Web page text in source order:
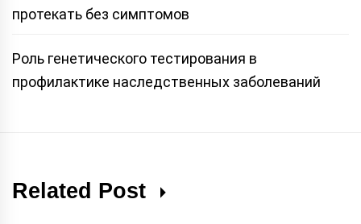
протекать без симптомов
Роль генетического тестирования в
профилактике наследственных заболеваний
Related Post